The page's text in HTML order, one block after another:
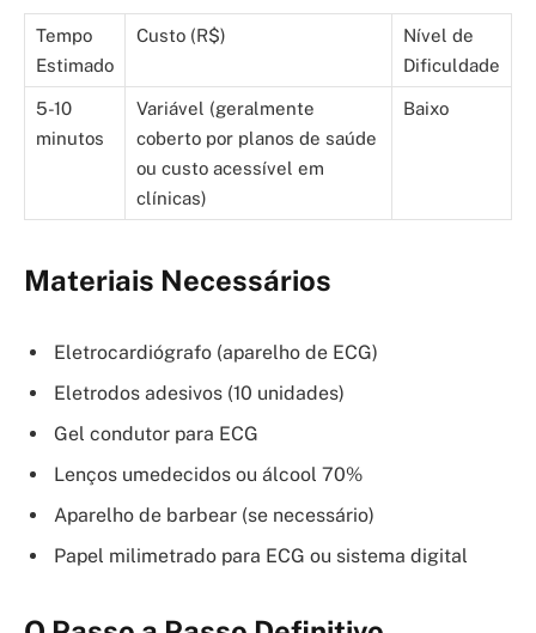
Tempo
Estimado
Custo (R$)
Nível de
Dificuldade
5-10
minutos
Variável (geralmente
coberto por planos de saúde
ou custo acessível em
clínicas)
Baixo
Materiais Necessários
Eletrocardiógrafo (aparelho de ECG)
Eletrodos adesivos (10 unidades)
Gel condutor para ECG
Lenços umedecidos ou álcool 70%
Aparelho de barbear (se necessário)
Papel milimetrado para ECG ou sistema digital